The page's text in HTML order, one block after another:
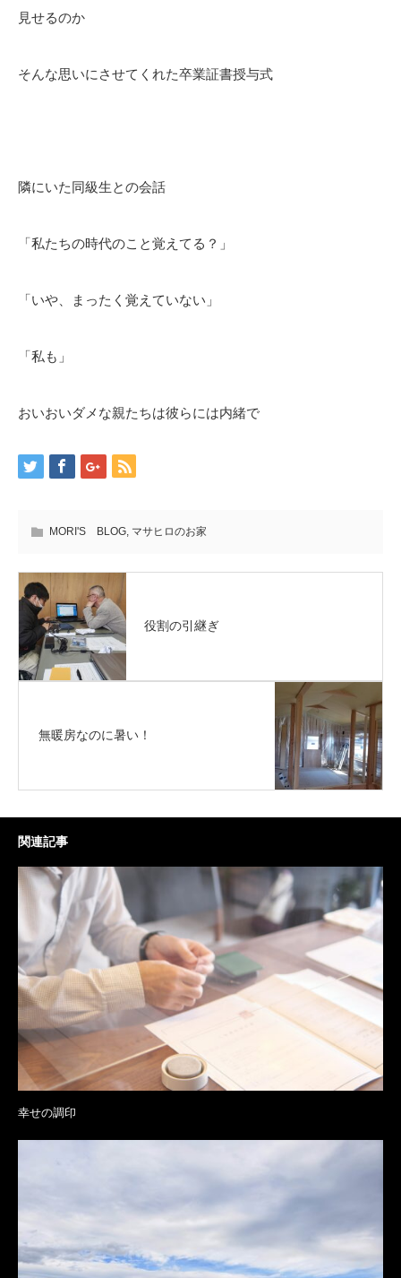
見せるのか
そんな思いにさせてくれた卒業証書授与式
隣にいた同級生との会話
「私たちの時代のこと覚えてる？」
「いや、まったく覚えていない」
「私も」
おいおいダメな親たちは彼らには内緒で
MORI'S BLOG, マサヒロのお家
役割の引継ぎ
無暖房なのに暑い！
関連記事
幸せの調印